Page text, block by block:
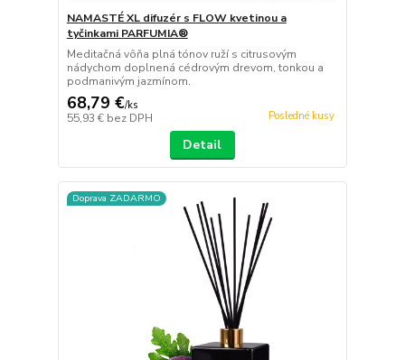
NAMASTÉ XL difuzér s FLOW kvetinou a
tyčinkami PARFUMIA®
Meditačná vôňa plná tónov ruží s citrusovým
nádychom doplnená cédrovým drevom, tonkou a
podmanivým jazmínom.
68,79 €/ks
55,93 € bez DPH Posledné kusy
Detail
Doprava ZADARMO